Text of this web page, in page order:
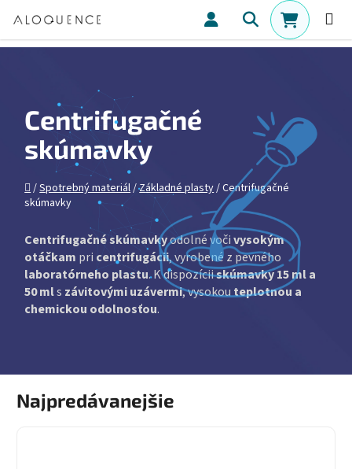
Hľadať
Centrifugačné
skúmavky
Domov
/Spotrebný materiál/Základné plasty/Centrifugačné
skúmavky
Centrifugačné skúmavkyodolné vočivysokým
otáčkam pri centrifugácii, vyrobené z pevného
laboratórneho plastu. K dispozíciiskúmavky 15 ml a
50 mls závitovými uzávermi, vysokouteplotnou a
chemickou odolnosťou.
Najpredávanejšie